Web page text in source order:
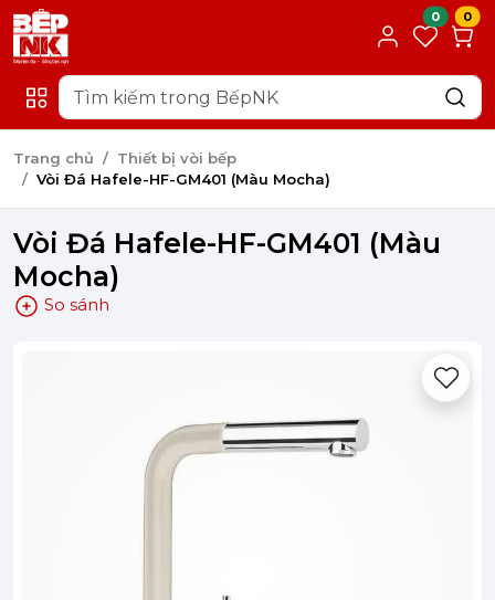
0 0
Trang chủ
Thiết bị vòi bếp
Vòi Đá Hafele-HF-GM401 (Màu Mocha)
Vòi Đá Hafele-HF-GM401 (Màu
Mocha)
So sánh